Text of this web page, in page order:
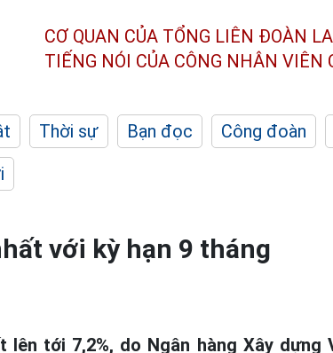
CƠ QUAN CỦA TỔNG LIÊN ĐOÀN
TIẾNG NÓI CỦA CÔNG NHÂN VIÊN
Thời sự Bạn đọc Công đoàn
với kỳ hạn 9 tháng
tới 7,2%, do Ngân hàng Xây dựng